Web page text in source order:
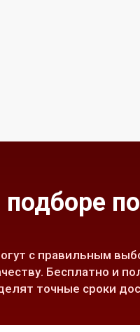
с правильным
Бесплатно и
точные сроки